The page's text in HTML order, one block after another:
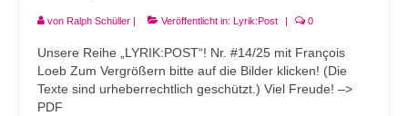
von Ralph Schüller | Veröffentlicht in: Lyrik:Post | 0
Unsere Reihe „LYRIK:POST“! Nr. #14/25 mit François
Loeb Zum Vergrößern bitte auf die Bilder klicken! (Die
Texte sind urheberrechtlich geschützt.) Viel Freude! –>
PDF